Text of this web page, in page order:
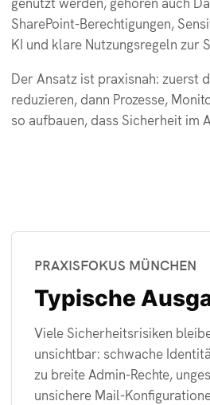
SharePoint-Berechtigungen,
KI und klare Nutzungsregeln zur
Der Ansatz ist praxisnah: zuerst
reduzieren, dann Prozesse,
so aufbauen, dass Sicherheit im
PRAXISFOKUS MÜNCHEN
Typische
Viele Sicherheitsrisiken
unsichtbar: schwache
zu breite Admin-Rechte,
unsichere Mail-